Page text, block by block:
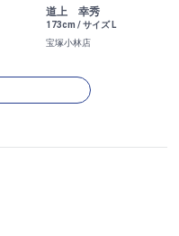
道上 幸秀
173cm / サイズ L
宝塚小林店